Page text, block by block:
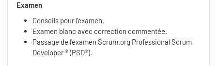
Examen
Conseils pour l'examen.
Examen blanc avec correction commentée.
Passage de l'examen Scrum.org Professional Scrum
Developer ® (PSD®).